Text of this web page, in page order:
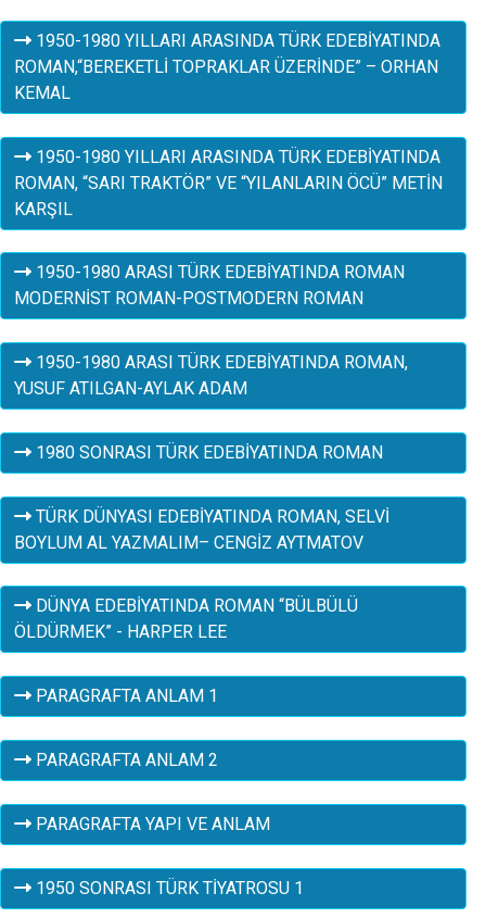
1950-1980 YILLARI ARASINDA TÜRK EDEBİYATINDA
ROMAN,“BEREKETLİ TOPRAKLAR ÜZERİNDE” – ORHAN
KEMAL
1950-1980 YILLARI ARASINDA TÜRK EDEBİYATINDA
ROMAN, “SARI TRAKTÖR” VE “YILANLARIN ÖCÜ” METİN
KARŞIL
1950-1980 ARASI TÜRK EDEBİYATINDA ROMAN
MODERNİST ROMAN-POSTMODERN ROMAN
1950-1980 ARASI TÜRK EDEBİYATINDA ROMAN,
YUSUF ATILGAN-AYLAK ADAM
1980 SONRASI TÜRK EDEBİYATINDA ROMAN
TÜRK DÜNYASI EDEBİYATINDA ROMAN, SELVİ
BOYLUM AL YAZMALIM– CENGİZ AYTMATOV
DÜNYA EDEBİYATINDA ROMAN “BÜLBÜLÜ
ÖLDÜRMEK” - HARPER LEE
PARAGRAFTA ANLAM 1
PARAGRAFTA ANLAM 2
PARAGRAFTA YAPI VE ANLAM
1950 SONRASI TÜRK TİYATROSU 1